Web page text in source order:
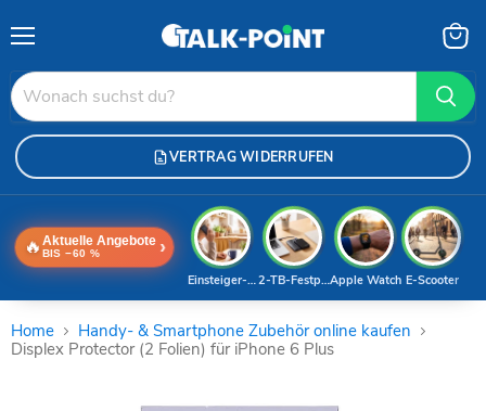
VERTRAG WIDERRUFEN
🔥 Aktuelle Angebote
BIS −60 % ›
E-Scooter
Apple Watch
2-TB-Festplatte
Einsteiger-Handy
Home
Handy- & Smartphone Zubehör online kaufen
Displex Protector (2 Folien) für iPhone 6 Plus